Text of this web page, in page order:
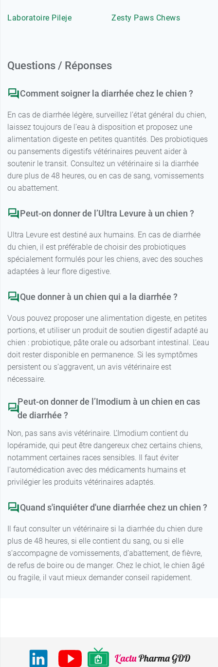
Laboratoire Pileje Zesty Paws Chews
Questions / Réponses
Comment soigner la diarrhée chez le chien ?
En cas de diarrhée légère, surveillez l’état général du chien,
laissez toujours de l’eau à disposition et proposez une
alimentation digeste en petites quantités. Des probiotiques
ou pansements digestifs vétérinaires peuvent aider à
soutenir le transit. Consultez un vétérinaire si la diarrhée
dure plus de 48 heures, ou en cas de sang, vomissements
ou abattement.
Peut-on donner de l’Ultra Levure à un chien ?
Ultra Levure est destiné aux humains. En cas de diarrhée
du chien, il est préférable de choisir des probiotiques
spécialement formulés pour les chiens, avec des souches
adaptées à leur flore digestive.
Que donner à un chien qui a la diarrhée ?
Vous pouvez proposer une alimentation digeste, en petites
portions, et utiliser un produit de soutien digestif adapté au
chien : probiotique, pâte orale ou adsorbant intestinal. L’eau
doit rester disponible en permanence. Si les symptômes
persistent ou s’aggravent, un avis vétérinaire est
nécessaire.
Peut-on donner de l’Imodium à un chien en cas
de diarrhée ?
Non, pas sans avis vétérinaire. L’Imodium contient du
lopéramide, qui peut être dangereux chez certains chiens,
notamment certaines races sensibles. Il faut éviter
l’automédication avec des médicaments humains et
privilégier les produits vétérinaires adaptés.
Quand s'inquiéter d'une diarrhée chez un chien ?
Il faut consulter un vétérinaire si la diarrhée du chien dure
plus de 48 heures, si elle contient du sang, ou si elle
s’accompagne de vomissements, d’abattement, de fièvre,
de refus de boire ou de manger. Chez le chiot, le chien âgé
ou fragile, il vaut mieux demander conseil rapidement.